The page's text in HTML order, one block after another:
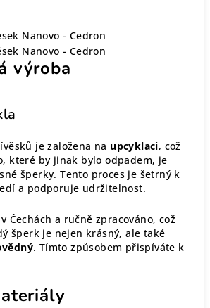
výroba
je založena na upcyklaci, což
které by jinak bylo odpadem, je
šperky. Tento proces je šetrný k
a podporuje udržitelnost.
Čechách a ručně zpracováno, což
šperk je nejen krásný, ale také
. Tímto způsobem přispíváte k